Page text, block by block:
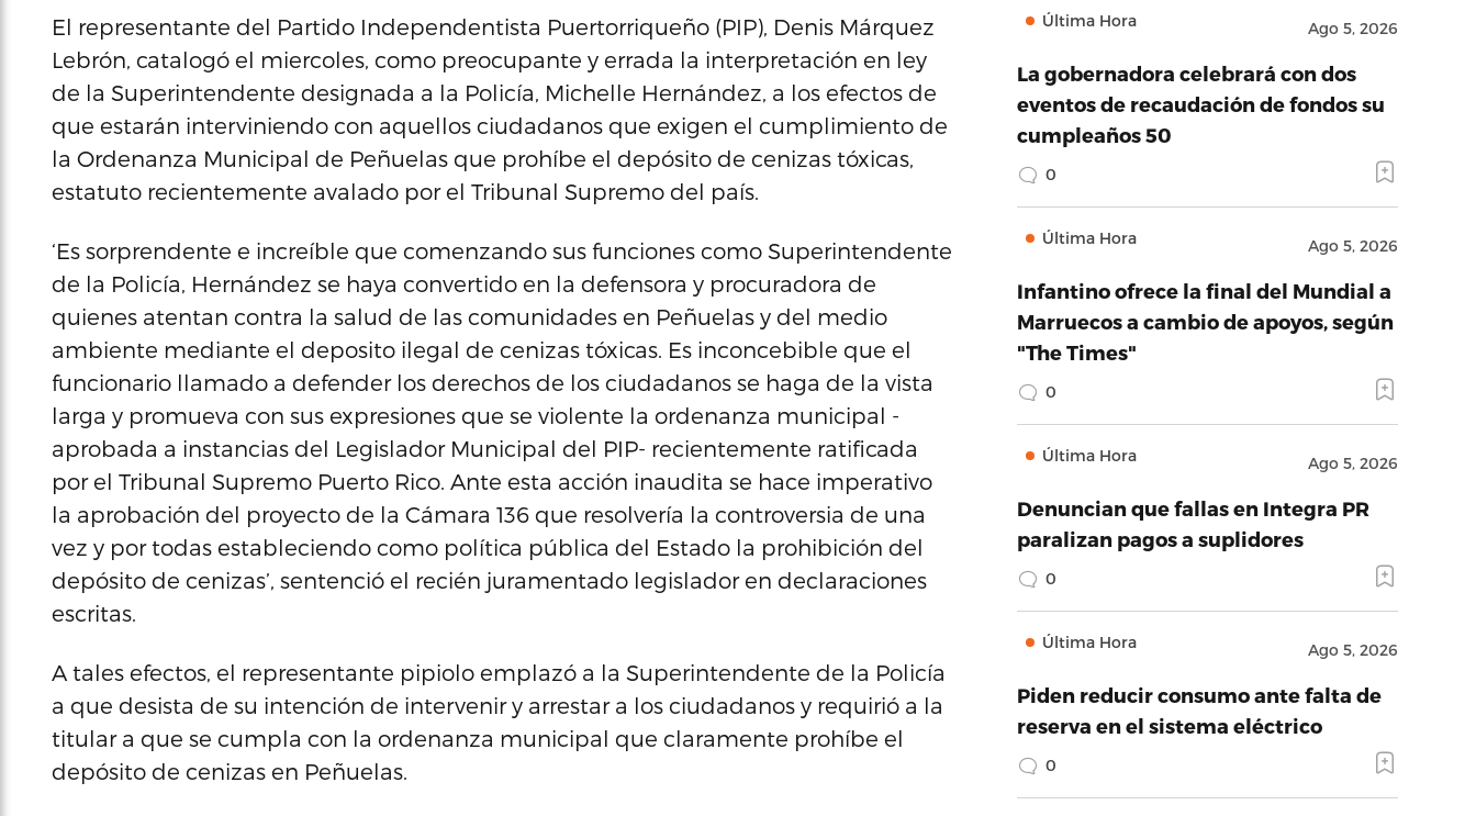
El representante del Partido Independentista Puertorriqueño (PIP), Denis Márquez
Lebrón, catalogó el miercoles, como preocupante y errada la interpretación en ley
de la Superintendente designada a la Policía, Michelle Hernández, a los efectos de
que estarán interviniendo con aquellos ciudadanos que exigen el cumplimiento de
la Ordenanza Municipal de Peñuelas que prohíbe el depósito de cenizas tóxicas,
estatuto recientemente avalado por el Tribunal Supremo del país.
‘Es sorprendente e increíble que comenzando sus funciones como Superintendente
de la Policía, Hernández se haya convertido en la defensora y procuradora de
quienes atentan contra la salud de las comunidades en Peñuelas y del medio
ambiente mediante el deposito ilegal de cenizas tóxicas. Es inconcebible que el
funcionario llamado a defender los derechos de los ciudadanos se haga de la vista
larga y promueva con sus expresiones que se violente la ordenanza municipal -
aprobada a instancias del Legislador Municipal del PIP- recientemente ratificada
por el Tribunal Supremo Puerto Rico. Ante esta acción inaudita se hace imperativo
la aprobación del proyecto de la Cámara 136 que resolvería la controversia de una
vez y por todas estableciendo como política pública del Estado la prohibición del
depósito de cenizas’, sentenció el recién juramentado legislador en declaraciones
escritas.
A tales efectos, el representante pipiolo emplazó a la Superintendente de la Policía
a que desista de su intención de intervenir y arrestar a los ciudadanos y requirió a la
titular a que se cumpla con la ordenanza municipal que claramente prohíbe el
depósito de cenizas en Peñuelas.
Última Hora Ago 5, 2026
La gobernadora celebrará con dos
eventos de recaudación de fondos su
cumpleaños 50
0
Última Hora Ago 5, 2026
Infantino ofrece la final del Mundial a
Marruecos a cambio de apoyos, según
"The Times"
0
Última Hora Ago 5, 2026
Denuncian que fallas en Integra PR
paralizan pagos a suplidores
0
Última Hora Ago 5, 2026
Piden reducir consumo ante falta de
reserva en el sistema eléctrico
0